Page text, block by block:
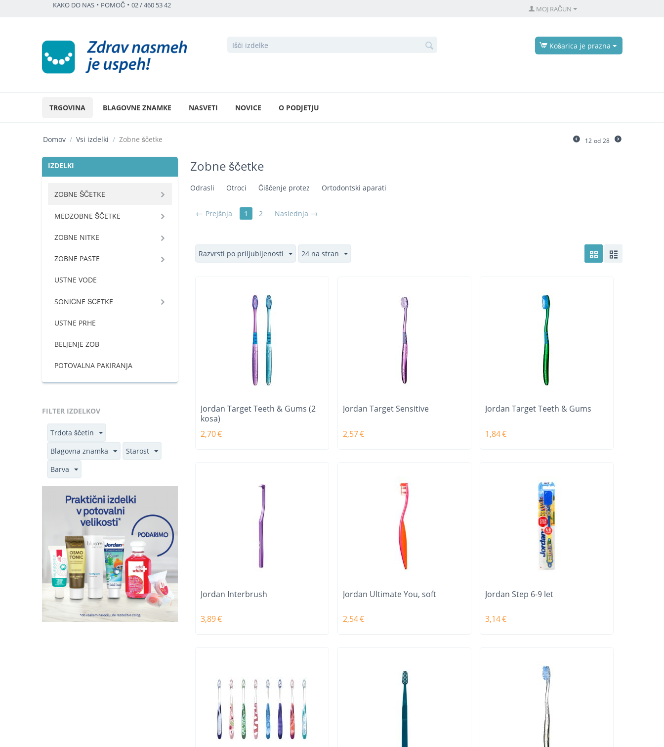
KAKO DO NAS • POMOČ • 02 / 460 53 42 MOJ RAČUN
Košarica je prazna
TRGOVINA BLAGOVNE ZNAMKE NASVETI NOVICE O PODJETJU
Domov / Vsi izdelki / Zobne ščetke 12 od 28
IZDELKI
ZOBNE ŠČETKE
MEDZOBNE ŠČETKE
ZOBNE NITKE
ZOBNE PASTE
USTNE VODE
SONIČNE ŠČETKE
USTNE PRHE
BELJENJE ZOB
POTOVALNA PAKIRANJA
FILTER IZDELKOV
Trdota ščetin
Blagovna znamka
Starost
Barva
Zobne ščetke
Odrasli Otroci Čiščenje protez Ortodontski aparati
Prejšnja 1 2 Naslednja
Razvrsti po priljubljenosti 24 na stran
Jordan Target Teeth & Gums (2
kosa)
2,70€
Jordan Target Sensitive
2,57€
Jordan Target Teeth & Gums
1,84€
Jordan Interbrush
3,89€
Jordan Ultimate You, soft
2,54€
Jordan Step 6-9 let
3,14€